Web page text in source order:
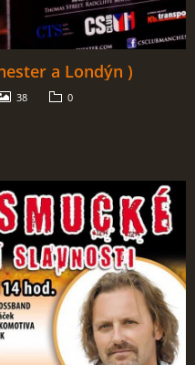
a Londýn )
38 0